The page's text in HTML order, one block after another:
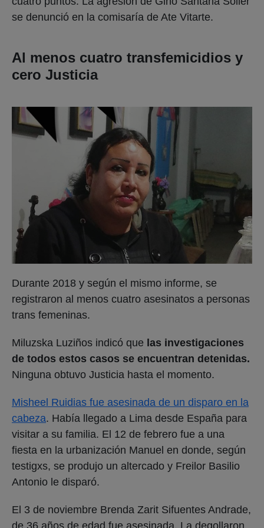
se denunció en la comisaría de Ate Vitarte.
Al menos cuatro transfemicidios y
cero Justicia
Durante 2018 y según el mismo informe, se
registraron al menos cuatro asesinatos a personas
trans femeninas.
Miluzska Luziños indicó que las investigaciones
de todos estos casos se encuentran detenidas.
Ninguna obtuvo Justicia hasta el momento.
Misheel Ruidias fue asesinada de un disparo en la
cabeza. Había llegado a Lima desde España para
visitar a su familia. El 12 de febrero fue a una
fiesta en la urbanización Manuel en donde, según
testigxs, se produjo un altercado y Freilor Basilio
Antonio le disparó.
El 3 de noviembre Brenda Zarit Sifuentes Andrade,
de 36 años de edad fue asesinada. La degollaron